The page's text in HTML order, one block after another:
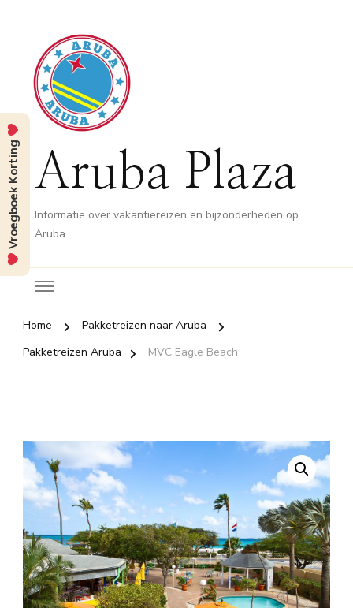
Aruba Plaza
Informatie over vakantiereizen en bijzonderheden op
Aruba
Home
Pakketreizen naar Aruba
Pakketreizen Aruba
MVC Eagle Beach
Vroegboek Korting